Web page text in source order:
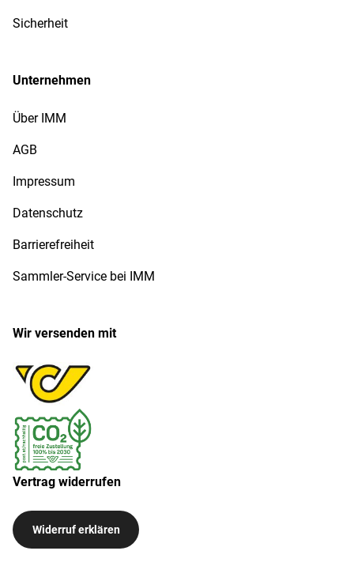
Sicherheit
Unternehmen
Über IMM
AGB
Impressum
Datenschutz
Barrierefreiheit
Sammler-Service bei IMM
Wir versenden mit
Vertrag widerrufen
Widerruf erklären